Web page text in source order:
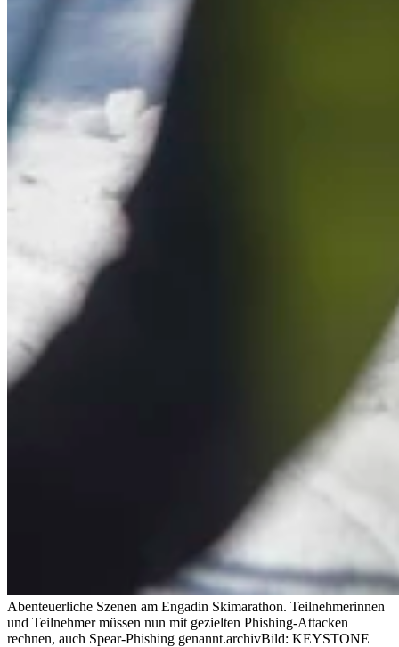
Abenteuerliche Szenen am Engadin Skimarathon. Teilnehmerinnen
und Teilnehmer müssen nun mit gezielten Phishing-Attacken
rechnen, auch Spear-Phishing genannt.archivBild: KEYSTONE